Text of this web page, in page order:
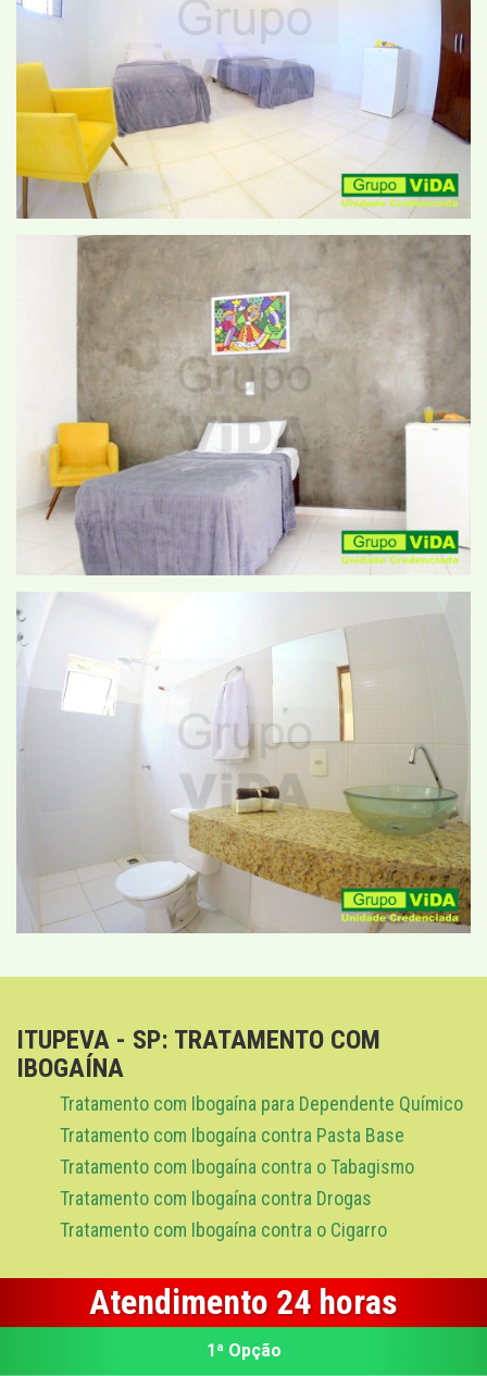
ITUPEVA - SP: TRATAMENTO COM
IBOGAÍNA
Tratamento com Ibogaína para Dependente Químico
Tratamento com Ibogaína contra Pasta Base
Tratamento com Ibogaína contra o Tabagismo
Tratamento com Ibogaína contra Drogas
Tratamento com Ibogaína contra o Cigarro
Atendimento 24 horas
1ª Opção